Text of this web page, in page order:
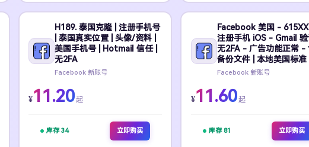
H189. 泰国克隆 | 注册手机号
| 泰国真实位置 | 头像/资料 |
美国手机号 | Hotmail 信任 |
无2FA
Facebook 新账号
¥11.20起
库存 34 立即购买
Facebook 美国 -
注册手机 iOS - Gmail 验
无2FA - 广告功能正常 -
备份文件 | 本地美国标准
Facebook 新账号
¥11.60起
库存 81 立即购买